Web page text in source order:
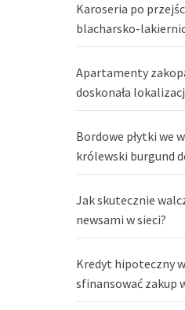
Karoseria po
blacharsko-
Apartamenty
doskonała
Bordowe płytki we
królewski burgund
Jak skutecznie
newsami w sieci?
Kredyt hipoteczny
sfinansować zakup